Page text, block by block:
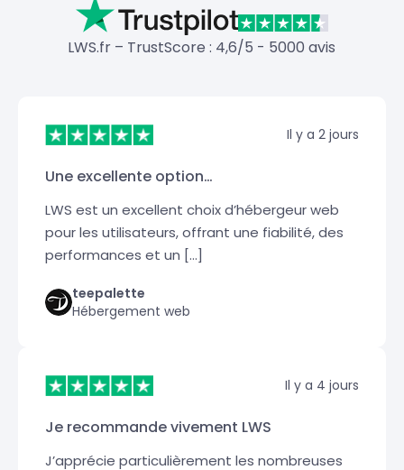
LWS.fr – TrustScore : 4,6/5 - 5000 avis
Il y a 2 jours
Une excellente option…
LWS est un excellent choix d’hébergeur web
pour les utilisateurs, offrant une fiabilité, des
performances et un […]
teepalette
Hébergement web
Il y a 4 jours
Je recommande vivement LWS
J’apprécie particulièrement les nombreuses